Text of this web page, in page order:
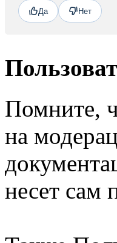
Да Нет
Помните,
на
несет сам